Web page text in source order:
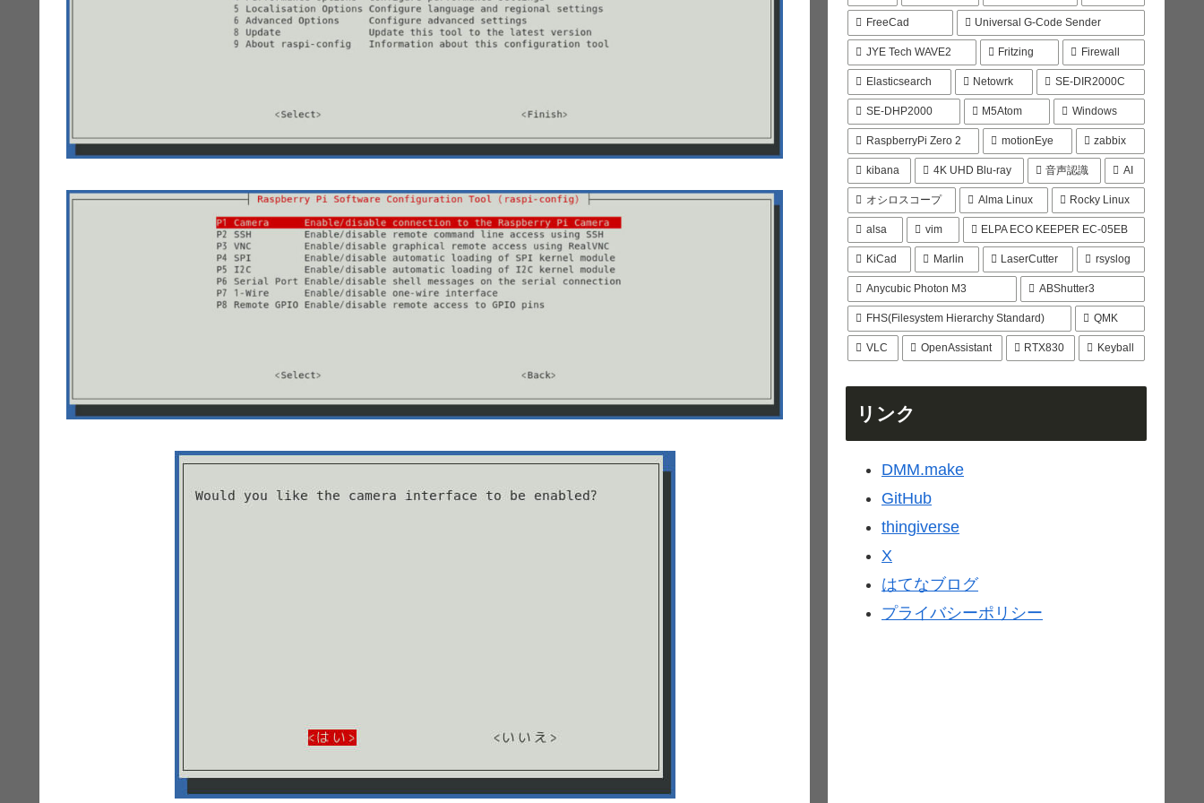
FreeCad Universal G-Code Sender
JYE Tech WAVE2 Fritzing Firewall
Elasticsearch Netowrk SE-DIR2000C
SE-DHP2000 M5Atom Windows
RaspberryPi Zero 2 motionEye zabbix
kibana 4K UHD Blu-ray 音声認識 AI
オシロスコープ Alma Linux Rocky Linux
alsa vim ELPA ECO KEEPER EC-05EB
KiCad Marlin LaserCutter rsyslog
Anycubic Photon M3 ABShutter3
FHS(Filesystem Hierarchy Standard) QMK
VLC OpenAssistant RTX830 Keyball
リンク
DMM.make
GitHub
thingiverse
X
はてなブログ
プライバシーポリシー